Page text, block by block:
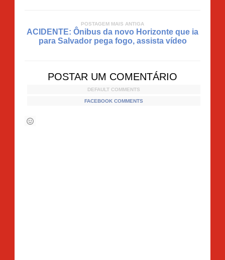
POSTAGEM MAIS ANTIGA
ACIDENTE: Ônibus da novo Horizonte que ia
para Salvador pega fogo, assista vídeo
POSTAR UM COMENTÁRIO
DEFAULT COMMENTS
FACEBOOK COMMENTS